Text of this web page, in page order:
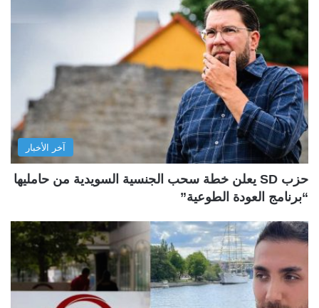
آخر الأخبار
حزب SD يعلن خطة سحب الجنسية السويدية من حامليها
“برنامج العودة الطوعية”